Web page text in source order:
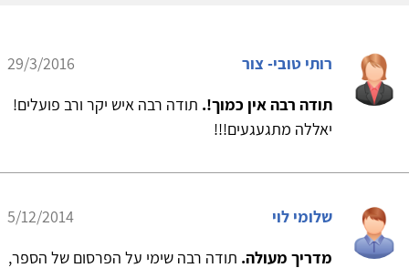
רותי טובי- צור
29/3/2016
תודה רבה אין כמוך!. תודה רבה איש יקר ורב פועלים!
יאללה מתגעגעים!!!
שלומי לוי
5/12/2014
מדריך מעולה. תודה רבה שימי על הפרסום של הספר,